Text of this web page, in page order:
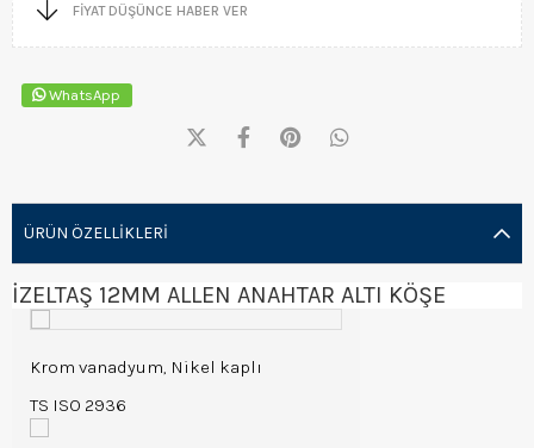
FIYAT DÜŞÜNCE HABER VER
WhatsApp
ÜRÜN ÖZELLIKLERI
İZELTAŞ 12MM ALLEN ANAHTAR ALTI KÖŞE
Krom vanadyum, Nikel kaplı
TS ISO 2936